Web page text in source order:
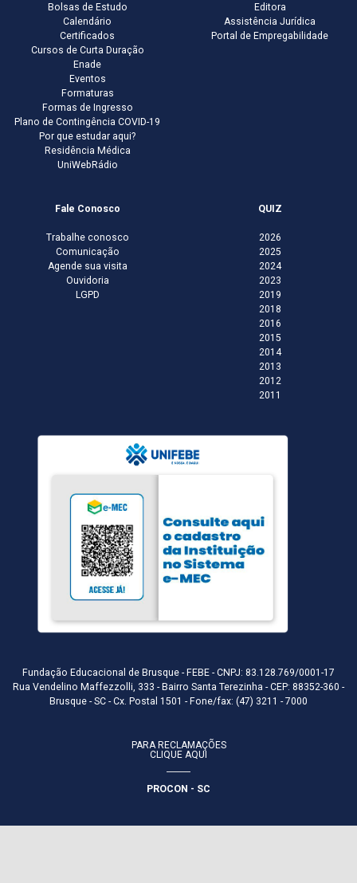
Bolsas de Estudo
Calendário
Certificados
Cursos de Curta Duração
Enade
Eventos
Formaturas
Formas de Ingresso
Plano de Contingência COVID-19
Por que estudar aqui?
Residência Médica
UniWebRádio
Editora
Assistência Jurídica
Portal de Empregabilidade
Fale Conosco
Trabalhe conosco
Comunicação
Agende sua visita
Ouvidoria
LGPD
QUIZ
2026
2025
2024
2023
2019
2018
2016
2015
2014
2013
2012
2011
Fundação Educacional de Brusque - FEBE - CNPJ: 83.128.769/0001-17
Rua Vendelino Maffezzolli, 333 - Bairro Santa Terezinha - CEP: 88352-360 -
Brusque - SC - Cx. Postal 1501 - Fone/fax: (47) 3211 - 7000
PARA RECLAMAÇÕES
CLIQUE AQUI
PROCON - SC